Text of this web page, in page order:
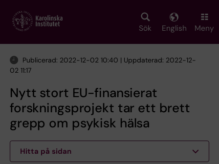
main
Sök English Meny
Publicerad: 2022-12-02 10:40 | Uppdaterad: 2022-12-
02 11:17
Nytt stort EU-finansierat
forskningsprojekt tar ett brett
grepp om psykisk hälsa
Hitta på sidan